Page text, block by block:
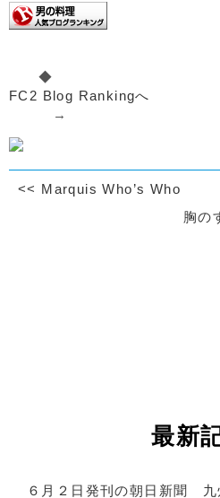
◆
FC2 Blog Rankingへ
→
<< Marquis Who’s Who
胸の
最新
６月２日発刊の朝日新聞 九